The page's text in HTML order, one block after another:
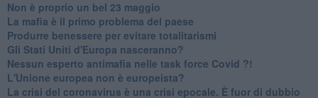
Non è proprio un bel 23 maggio
La mafia è il primo problema del paese
Produrre benessere per evitare totalitarismi
Gli Stati Uniti d'Europa nasceranno?
Nessun esperto antimafia nelle task force Covid ?!
L'Unione europea non è europeista?
La crisi del coronavirus è una crisi epocale. È fuor di dubbio